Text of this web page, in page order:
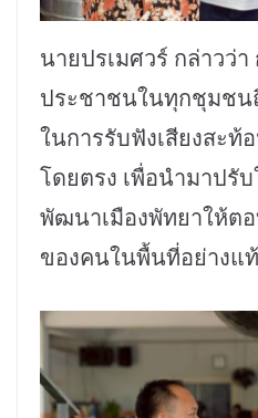
นายปรเมศวร์ กล่าวว่
ประชาชนในทุกชุมชน
ในการรับฟังเสียงสะ
โดยตรง เพื่อนำมาปรั
พัฒนาเมืองพัทยาให้ต
ของคนในพื้นที่อย่างแ